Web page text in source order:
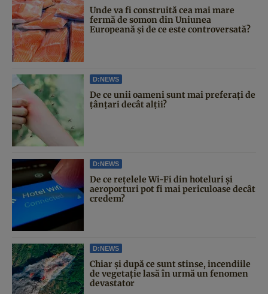
Unde va fi construită cea mai mare
fermă de somon din Uniunea
Europeană și de ce este controversată?
D:NEWS
De ce unii oameni sunt mai preferați de
țânțari decât alții?
D:NEWS
De ce rețelele Wi-Fi din hoteluri și
aeroporturi pot fi mai periculoase decât
credem?
D:NEWS
Chiar și după ce sunt stinse, incendiile
de vegetație lasă în urmă un fenomen
devastator